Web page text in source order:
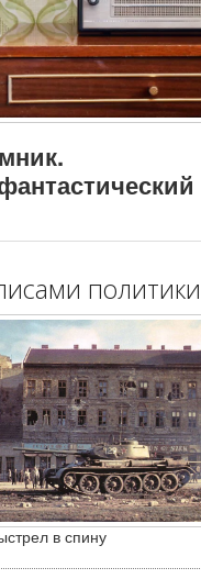
политики
в спину